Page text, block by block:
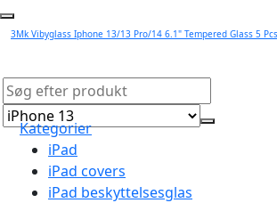
3Mk Vibyglass Iphone 13/13 Pro/14 6.1" Tempered Glass 5
Kategorier
iPad
iPad covers
iPad beskyttelsesglas